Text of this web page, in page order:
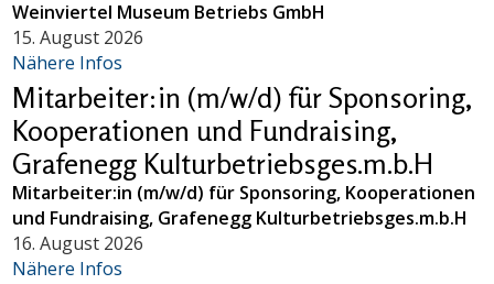
Weinviertel Museum Betriebs GmbH
15. August 2026
Nähere Infos
Mitarbeiter:in (m/w/d) für Sponsoring,
Kooperationen und Fundraising,
Grafenegg Kulturbetriebsges.m.b.H
Mitarbeiter:in (m/w/d) für Sponsoring, Kooperationen
und Fundraising, Grafenegg Kulturbetriebsges.m.b.H
16. August 2026
Nähere Infos